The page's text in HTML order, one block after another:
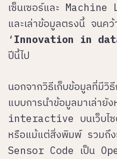
เซ็นเซอร์และ
และเล่าข้อมูลตรงนี้ จนคว้
‘Innovation in
ปีนี้ไป
นอกจากวิธีเก็บข้อมูลที่มีวิ
แบบการนำข้อมูลมาเล่ายั
interactive บนเว็บไ
หรือแม้แต่สิ่งพิมพ์ รวมถึง
Sensor Code เป็น